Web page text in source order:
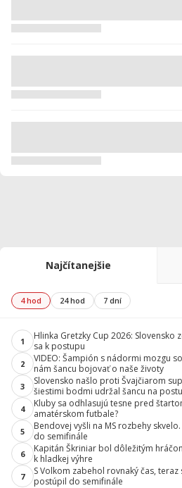
Najčítanejšie
4 hod 24 hod 7 dní
1
Hlinka Gretzky Cup 2026:
sa k postupu
2
VIDEO: Šampión s nádormi mozgu
nám šancu bojovať o naše životy
3
Slovensko našlo proti Švajčiarom
šiestimi bodmi udržal šancu na
4
Kluby sa odhlasujú tesne pred
amatérskom futbale?
5
Bendovej vyšli na MS rozbehy
do semifinále
6
Kapitán Škriniar bol dôležitým
k hladkej výhre
7
S Volkom zabehol rovnaký čas, teraz
postúpil do semifinále